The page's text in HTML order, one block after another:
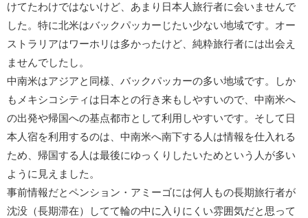
けてたわけではないけど、あまり日本人旅行者に会いませんで
した。特に北米はバックパッカーじたい少ない地域です。オー
ストラリアはワーホリは多かったけど、純粋旅行者には出会え
ませんでしたし。
中南米はアジアと同様、バックパッカーの多い地域です。しか
もメキシコシティは日本との行き来もしやすいので、中南米へ
の出発や帰国への基点都市として利用しやすいです。そして日
本人宿を利用するのは、中南米へ南下する人は情報を仕入れる
ため、帰国する人は最後にゆっくりしたいためという人が多い
ように見えました。
事前情報だとペンション・アミーゴには何人もの長期旅行者が
沈没（長期滞在）してて輪の中に入りにくい雰囲気だと思って